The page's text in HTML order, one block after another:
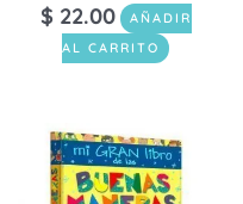
$ 22.00
AÑADIR
AL CARRITO